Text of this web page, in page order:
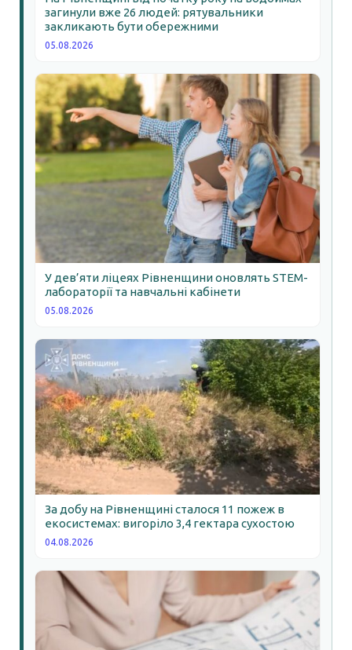
загинули вже 26 людей: рятувальники
закликають бути обережними
05.08.2026
У дев’яти ліцеях Рівненщини оновлять STEM-
лабораторії та навчальні кабінети
05.08.2026
За добу на Рівненщині сталося 11 пожеж в
екосистемах: вигоріло 3,4 гектара сухостою
04.08.2026